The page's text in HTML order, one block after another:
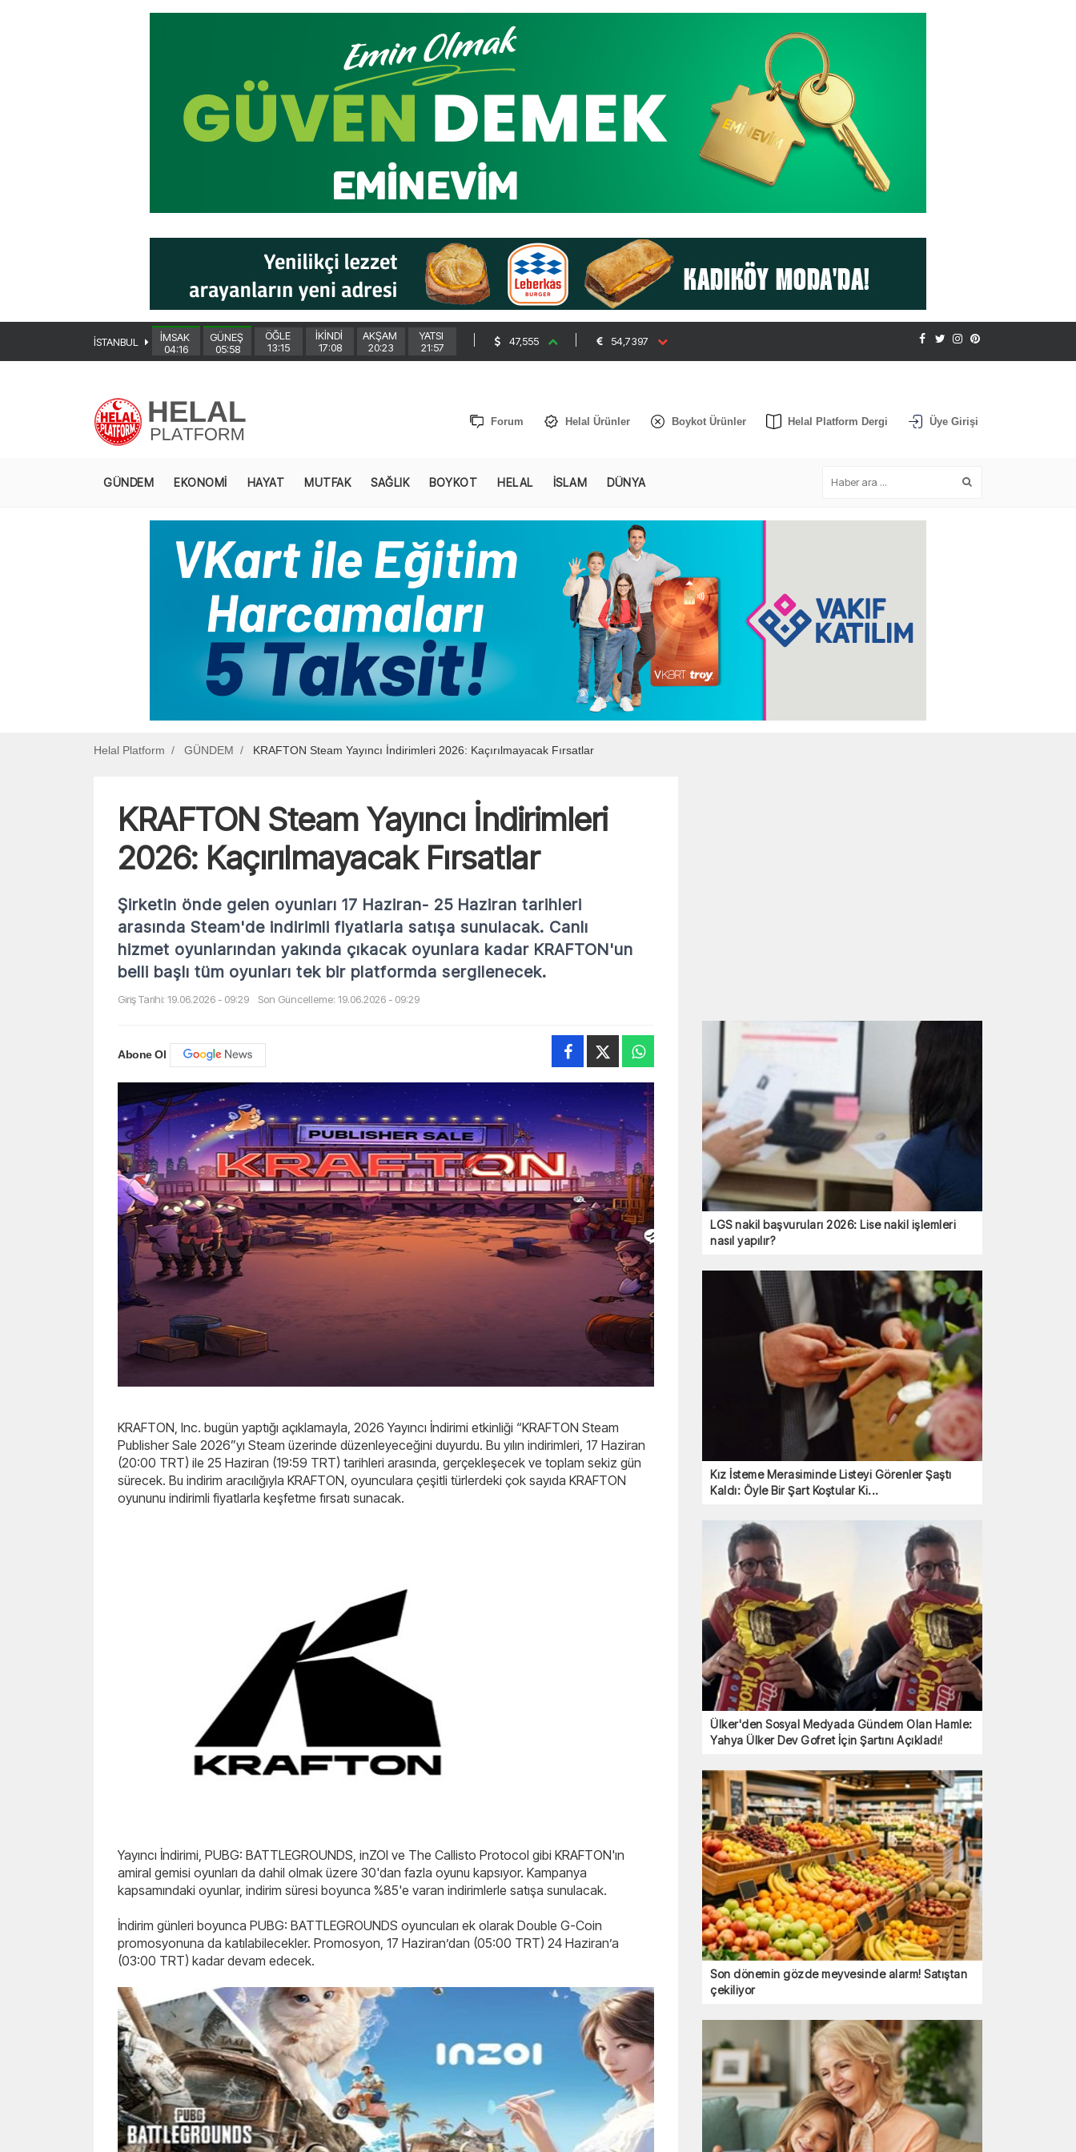
İSTANBUL
İMSAK
04:16
GÜNEŞ
05:58
ÖĞLE
13:15
İKİNDİ
17:08
AKŞAM
20:23
YATSI
21:57
47,555 54,7397
Forum Helal Ürünler Boykot Ürünler Helal Platform Dergi Üye Girişi
GÜNDEM EKONOMİ HAYAT MUTFAK SAĞLIK BOYKOT HELAL İSLAM DÜNYA
Helal Platform GÜNDEM KRAFTON Steam Yayıncı İndirimleri 2026: Kaçırılmayacak Fırsatlar
KRAFTON Steam Yayıncı İndirimleri
2026: Kaçırılmayacak Fırsatlar
Şirketin önde gelen oyunları 17 Haziran- 25 Haziran tarihleri
arasında Steam'de indirimli fiyatlarla satışa sunulacak. Canlı
hizmet oyunlarından yakında çıkacak oyunlara kadar KRAFTON'un
belli başlı tüm oyunları tek bir platformda sergilenecek.
Giriş Tarihi: 19.06.2026 - 09:29 Son Güncelleme: 19.06.2026 - 09:29
Abone Ol
KRAFTON, Inc. bugün yaptığı açıklamayla, 2026 Yayıncı İndirimi etkinliği “KRAFTON Steam
Publisher Sale 2026”yı Steam üzerinde düzenleyeceğini duyurdu. Bu yılın indirimleri, 17 Haziran
(20:00 TRT) ile 25 Haziran (19:59 TRT) tarihleri arasında, gerçekleşecek ve toplam sekiz gün
sürecek. Bu indirim aracılığıyla KRAFTON, oyunculara çeşitli türlerdeki çok sayıda KRAFTON
oyununu indirimli fiyatlarla keşfetme fırsatı sunacak.
Yayıncı İndirimi, PUBG: BATTLEGROUNDS, inZOI ve The Callisto Protocol gibi KRAFTON'ın
amiral gemisi oyunları da dahil olmak üzere 30'dan fazla oyunu kapsıyor. Kampanya
kapsamındaki oyunlar, indirim süresi boyunca %85'e varan indirimlerle satışa sunulacak.
İndirim günleri boyunca PUBG: BATTLEGROUNDS oyuncuları ek olarak Double G-Coin
promosyonuna da katılabilecekler. Promosyon, 17 Haziran’dan (05:00 TRT) 24 Haziran’a
(03:00 TRT) kadar devam edecek.
LGS nakil başvuruları 2026: Lise nakil işlemleri
nasıl yapılır?
Kız İsteme Merasiminde Listeyi Görenler Şaştı
Kaldı: Öyle Bir Şart Koştular Ki...
Ülker'den Sosyal Medyada Gündem Olan Hamle:
Yahya Ülker Dev Gofret İçin Şartını Açıkladı!
Son dönemin gözde meyvesinde alarm! Satıştan
çekiliyor